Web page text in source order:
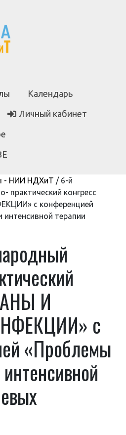
Календарь
Личный кабинет
- НИИ НДХиТ / 6-й
практический конгресс
с конференцией
терапии
И
с
«Проблемы